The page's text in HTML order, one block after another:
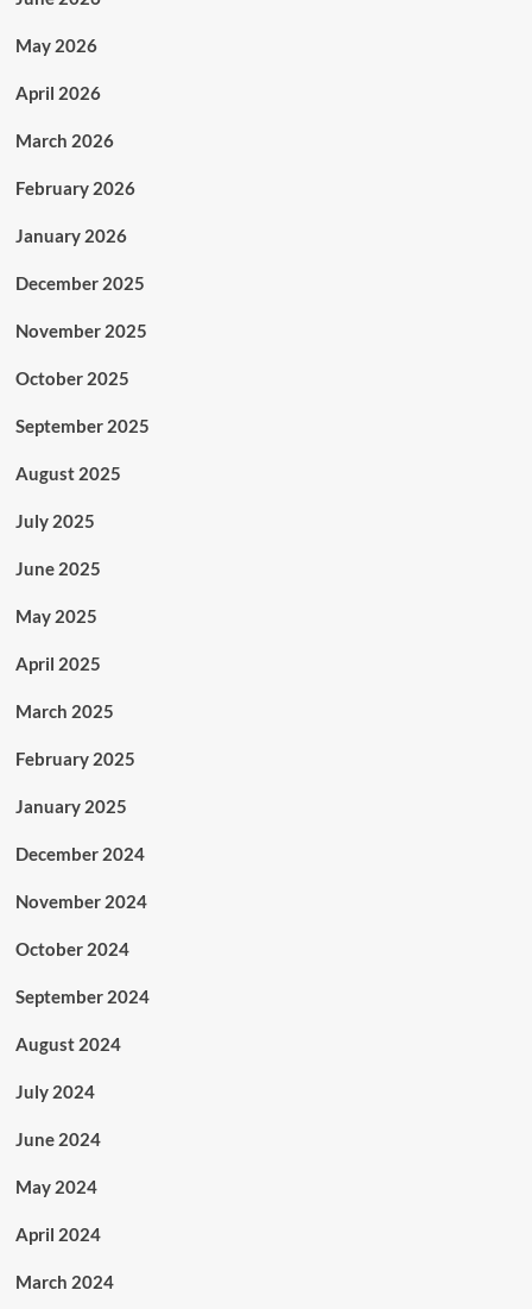
May 2026
April 2026
March 2026
February 2026
January 2026
December 2025
November 2025
October 2025
September 2025
August 2025
July 2025
June 2025
May 2025
April 2025
March 2025
February 2025
January 2025
December 2024
November 2024
October 2024
September 2024
August 2024
July 2024
June 2024
May 2024
April 2024
March 2024